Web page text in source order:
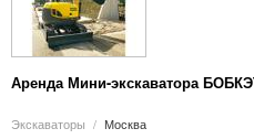
Аренда Мини-экскаватора
Экскаваторы / Москва